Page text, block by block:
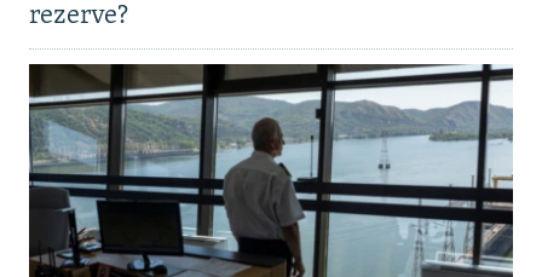
rezerve?